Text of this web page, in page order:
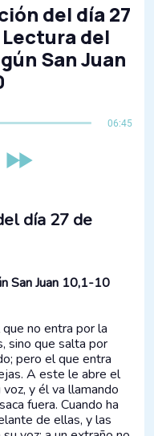
del día 27
del
San Juan
06:45
día 27 de
San Juan 10,1-10
no entra por la
sino que salta por
pero el que entra
A este le abre el
y él va llamando
fuera. Cuando ha
de ellas, y las